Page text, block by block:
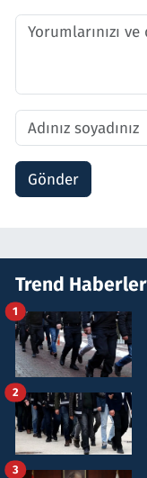
Gönder
Trend Haberler
1
2
3